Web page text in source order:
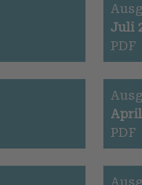
Juli
PDF
April
PDF